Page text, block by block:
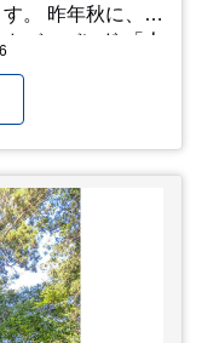
、娘
ーバンド 「人
アップしてくれ